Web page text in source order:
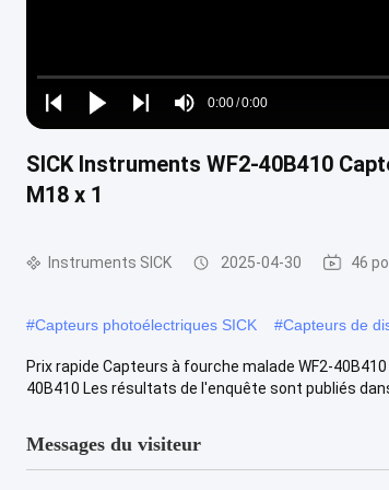
Play
Play
Play
Mute
Time
0:00/0:00
Loaded:
0%
SICK Instruments WF2-40B410
M18 x 1
Instruments SICK 2025-04-30 46
#Capteurs photoélectriques SICK #Capteurs de
Prix rapide Capteurs à fourche malade WF2-
40B410 Les résultats de l'enquête sont publiés dans
Messages du visiteur